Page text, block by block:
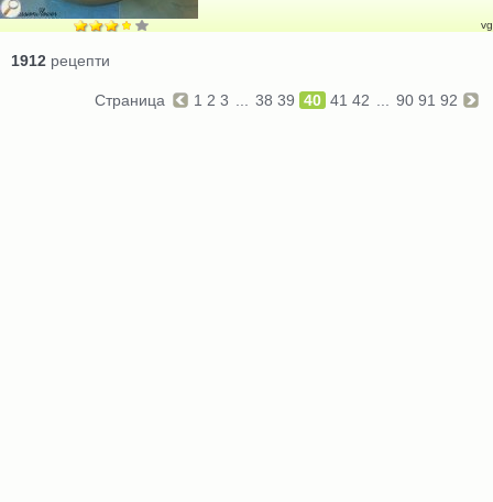
vg
1912 рецепти
Страница 1 2 3 38 39 40 41 42 90 91 92